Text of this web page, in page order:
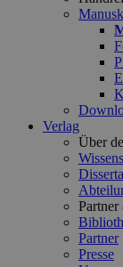
Verlag
Über
Partner
Presse